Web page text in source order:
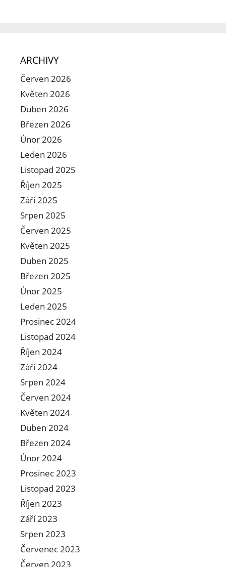
ARCHIVY
Červen 2026
Květen 2026
Duben 2026
Březen 2026
Únor 2026
Leden 2026
Listopad 2025
Říjen 2025
Září 2025
Srpen 2025
Červen 2025
Květen 2025
Duben 2025
Březen 2025
Únor 2025
Leden 2025
Prosinec 2024
Listopad 2024
Říjen 2024
Září 2024
Srpen 2024
Červen 2024
Květen 2024
Duben 2024
Březen 2024
Únor 2024
Prosinec 2023
Listopad 2023
Říjen 2023
Září 2023
Srpen 2023
Červenec 2023
Červen 2023